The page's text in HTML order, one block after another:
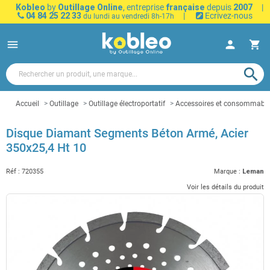
Kobleo by Outillage Online, entreprise française depuis 2007
|
04 84 25 22 33 du lundi au vendredi 8h-17h | Ecrivez-nous
menu person shopping_cart
search
Accueil Outillage Outillage électroportatif Accessoires et
Disque Diamant Segments Béton Armé, Acier
350x25,4 Ht 10
Réf : 720355 Marque : Leman
Voir les détails du produit